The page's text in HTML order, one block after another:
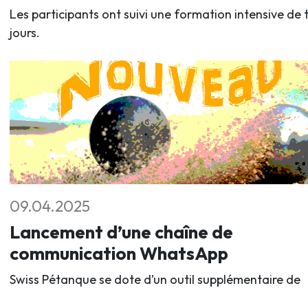
Les participants ont suivi une formation intensive de
jours.
09.04.2025
Lancement d’une chaîne de
communication WhatsApp
Swiss Pétanque se dote d’un outil supplémentaire de